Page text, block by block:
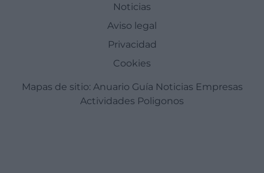
Noticias
Aviso legal
Privacidad
Cookies
Mapas de sitio: Anuario Guía Noticias Empresas
Actividades Poligonos